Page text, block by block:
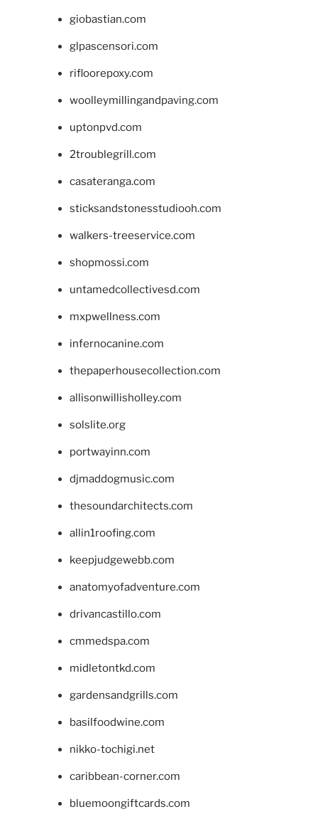
giobastian.com
glpascensori.com
rifloorepoxy.com
woolleymillingandpaving.com
uptonpvd.com
2troublegrill.com
casateranga.com
sticksandstonesstudiooh.com
walkers-treeservice.com
shopmossi.com
untamedcollectivesd.com
mxpwellness.com
infernocanine.com
thepaperhousecollection.com
allisonwillisholley.com
solslite.org
portwayinn.com
djmaddogmusic.com
thesoundarchitects.com
allin1roofing.com
keepjudgewebb.com
anatomyofadventure.com
drivancastillo.com
cmmedspa.com
midletontkd.com
gardensandgrills.com
basilfoodwine.com
nikko-tochigi.net
caribbean-corner.com
bluemoongiftcards.com